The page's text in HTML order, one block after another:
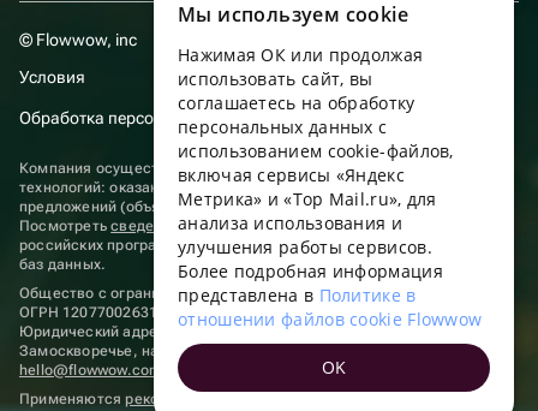
© Flowwow, inc
Условия
Обработка персональных данных
Компания осуществляет деятельность в области информационных
технологий: оказание услуг в сети “Интернет” по размещению
предложений (объявлений) продавцов о реализации товаров.
Посмотретьсведения о программах, включенных в реестр
российских программ для электронных вычислительных машин и
баз данных.
Общество с ограниченной ответственностью «ФЛАУВАУ»
ОГРН 1207700263198, ИНН 9702020445
Юридический адрес: г. Москва, вн.тер. г. Муниципальный округ
Замоскворечье, наб. Садовническая, д. 9, помещ. 2/3.
hello@flowwow.com
8 800 555-16-15
Применяютсярекомендательные технологии
ENGLISH
UKRAINIAN
PORTUGUESE
FRENCH
TURKISH
Мы используем сookie
Нажимая ОК или продолжая
использовать сайт, вы
соглашаетесь на обработку
персональных данных с
использованием cookie-файлов,
включая сервисы «Яндекс
Метрика» и «Top Mail.ru», для
анализа использования и
улучшения работы сервисов.
Более подробная информация
представлена в Политике в
отношении файлов cookie Flowwow
OK